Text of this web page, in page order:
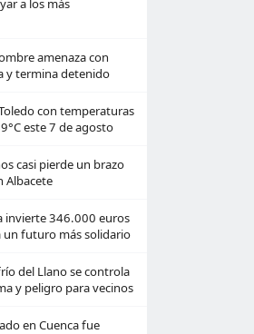
a los más
amenaza con
y termina detenido
con temperaturas
este 7 de agosto
casi pierde un brazo
Albacete
invierte 346.000 euros
un futuro más solidario
del Llano se controla
y peligro para vecinos
en Cuenca fue